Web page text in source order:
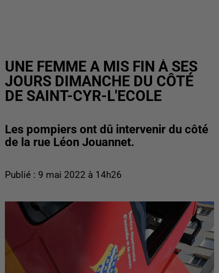
UNE FEMME A MIS FIN À SES
JOURS DIMANCHE DU CÔTÉ
DE SAINT-CYR-L'ECOLE
Les pompiers ont dû intervenir du côté
de la rue Léon Jouannet.
Publié : 9 mai 2022 à 14h26